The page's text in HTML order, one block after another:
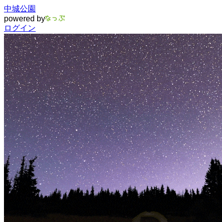
中城公園
powered by
ログイン